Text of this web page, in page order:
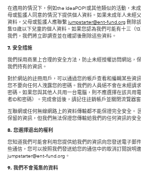
在適用的情況下，例如the IdeaPOP!或其他類似的活動，未
母或監護人同意的情況下提供個人資料。如果未成年人未經
資料，父母或監護人應聯繫jumpstarter@ent-fund.org 刪除
集13歲以下兒童的個人資料。如果您認為我們可能有十三（
我們，我們將立即調查並在確認後刪除這些資料。
7. 安全措施
我們採用商業上合理的安全方法，防止未經授權訪問網站，
我們持有的資訊。
對於網站的註冊用戶，可以通過您的帳戶查看和編輯某些資
您不要向任何人洩露您的密碼。我們的人員絕不會在未經請
密碼。如果您與其他人共用一台電腦，則不應選擇在該共用
者ID和密碼）。完成會話後，請記住註銷帳戶並關閉流覽器窗
互聯網或任何無線網路上的資料傳輸都不能保證完全安全。
保留的資訊，但我們無法保證您傳輸給我們的任何資訊的安
8. 您選擇退出的權利
您知道我們可能會利用您提供給我們的資訊向您發送電子郵
些通信，您可以按照我們發送給您的通信中的取消訂閱說明
jumpstarter@ent-fund.org。
9. 我們不會蒐集的資料